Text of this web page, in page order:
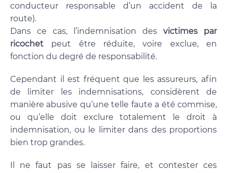
conducteur responsable d’un accident de la
route).
Dans ce cas, l’indemnisation des victimes par
ricochet peut être réduite, voire exclue, en
fonction du degré de responsabilité.
Cependant il est fréquent que les assureurs, afin
de limiter les indemnisations, considèrent de
manière abusive qu’une telle faute a été commise,
ou qu’elle doit exclure totalement le droit à
indemnisation, ou le limiter dans des proportions
bien trop grandes.
Il ne faut pas se laisser faire, et contester ces